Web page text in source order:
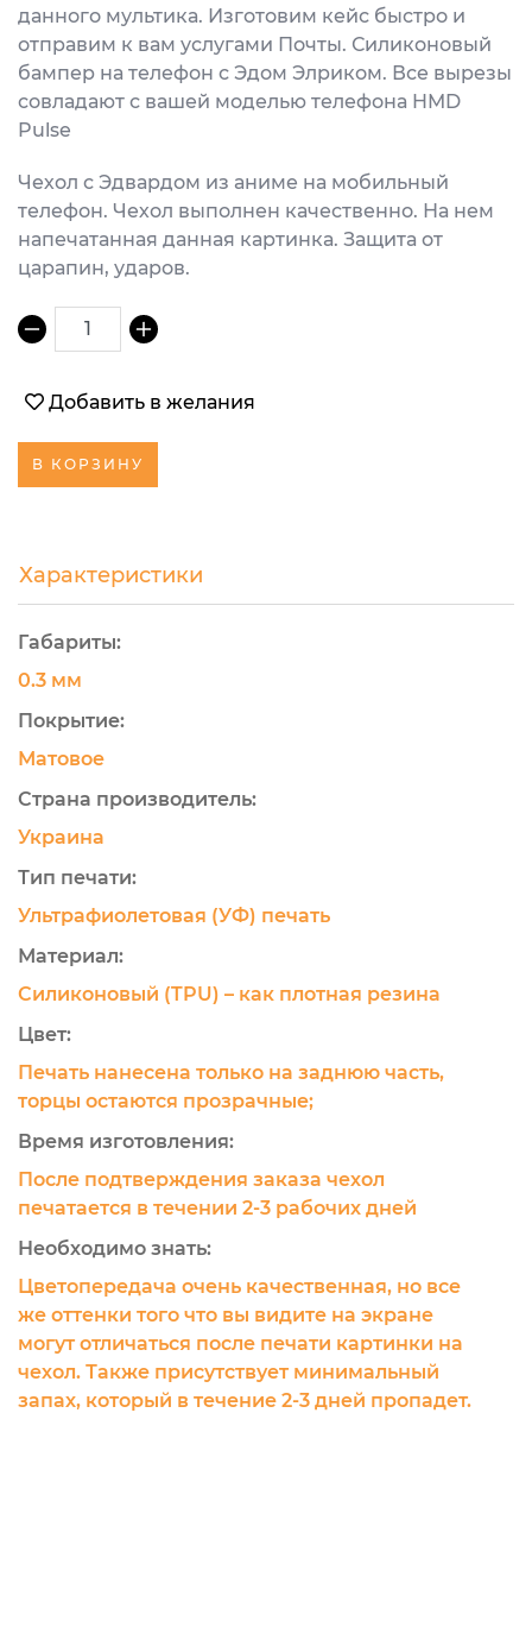
данного мультика. Изготовим кейс быстро и
отправим к вам услугами Почты. Силиконовый
бампер на телефон с Эдом Элриком. Все вырезы
совладают с вашей моделью телефона HMD
Pulse
Чехол с Эдвардом из аниме на мобильный
телефон. Чехол выполнен качественно. На нем
напечатанная данная картинка. Защита от
царапин, ударов.
1
Добавить в желания
В КОРЗИНУ
Характеристики
Габариты:
0.3 мм
Покрытие:
Матовое
Страна производитель:
Украина
Тип печати:
Ультрафиолетовая (УФ) печать
Материал:
Силиконовый (TPU) – как плотная резина
Цвет:
Печать нанесена только на заднюю часть,
торцы остаются прозрачные;
Время изготовления:
После подтверждения заказа чехол
печатается в течении 2-3 рабочих дней
Необходимо знать:
Цветопередача очень качественная, но все
же оттенки того что вы видите на экране
могут отличаться после печати картинки на
чехол. Также присутствует минимальный
запах, который в течение 2-3 дней пропадет.